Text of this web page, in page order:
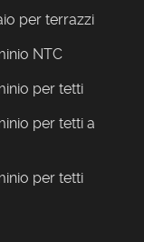
per terrazzi
NTC
per tetti
per tetti a
per tetti